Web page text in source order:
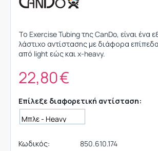
Το Exercise Tubing της CanDo, είναι ένα
λάστιχο αντίστασης με διάφορα
από light εώς και x-heavy.
22,80€
Επίλεξε διαφορετική αντίσταση:
Κωδικός:
850.610.174